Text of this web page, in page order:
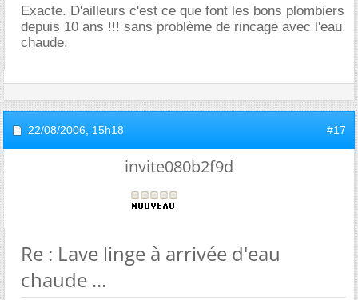
Exacte. D'ailleurs c'est ce que font les bons plombiers
depuis 10 ans !!! sans problème de rincage avec l'eau
chaude.
22/08/2006, 15h18 #17
invite080b2f9d
Re : Lave linge à arrivée d'eau
chaude ...